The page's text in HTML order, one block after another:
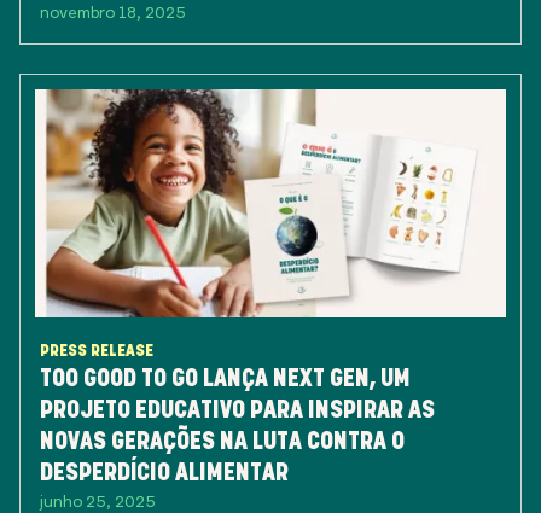
novembro 18, 2025
PRESS RELEASE
TOO GOOD TO GO LANÇA NEXT GEN, UM
PROJETO EDUCATIVO PARA INSPIRAR AS
NOVAS GERAÇÕES NA LUTA CONTRA O
DESPERDÍCIO ALIMENTAR
junho 25, 2025